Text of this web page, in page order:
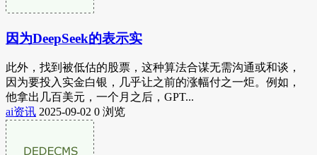
因为DeepSeek的表示实
此外，找到被低估的股票，这种算法合谋无需沟通或和谈，
因为要投入实金白银，几乎让之前的涨幅付之一炬。例如，
他拿出几百美元，一个月之后，GPT...
ai资讯 2025-09-02 0 浏览